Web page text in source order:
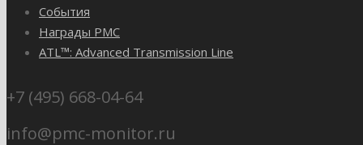
События
Награды PMC
ATL™: Advanced Transmission Line
+7 (495) 668-04-64
info@pmc-monitor.ru